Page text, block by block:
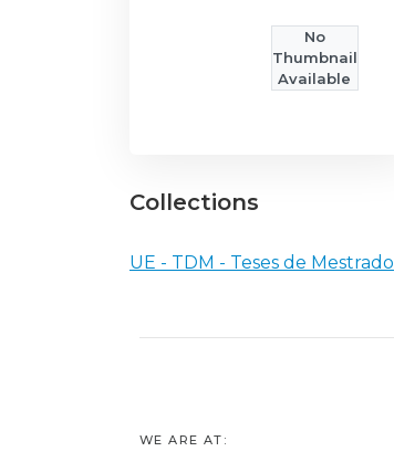
No
Thumbnail
Available
Collections
UE - TDM - Teses de Mestrado
WE ARE AT: